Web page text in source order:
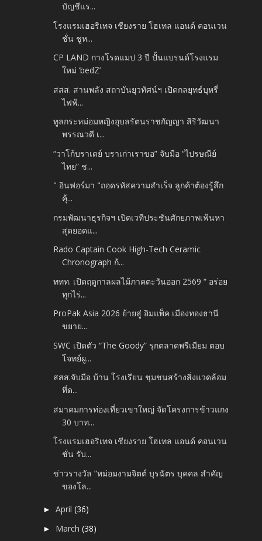
บัญชีแร...
โรงแรมเฮอริเทจ เชียงราย โฮเทล แอนด์ คอนเวน
ชั่น ชูห...
CP LAND กางโรดแมป 3 ปี ปั้นแบรนด์โรงแรม
ใหม่ ‘bedZ’
สสส. สานพลัง สถาบันยุวทัศน์ฯ เปิดกลยุทธ์บุหรี่
ไฟฟ้...
ทูลกระหม่อมหญิงอุบลรัตนราชกัญญา สิริวัฒนา
พรรณวดี เ...
“วาโก้บราเดย์ บราเก่าเราขอ” จับมือ “ไปรษณีย์
ไทย” ช...
" อินฟอร์มา "ถอดรหัสความสำเร็จ ลูกค้าต้องรู้สึก
คุ้...
กรมพัฒนาธุรกิจฯ เปิดเวทีประชันศักยภาพเฟ้นหา
สุดยอดแ...
Rado Captain Cook High-Tech Ceramic
Chronograph ก้...
ททท. เปิดฤดูกาลผลไม้ภาคตะวันออก 2569 “ อร่อย
ทุกไร่...
ProPak Asia 2026 ย้ายสู่ อิมแพ็ค เมืองทองธานี
ขยาย...
SWC เปิดตัว “The Goody” รุกตลาดพรีเมียม ตอบ
โจทย์ผู...
สสส.จับมือ บ้าน โรงเรียน ชุมชนสร้างสิ่งแวดล้อม
ที่ด...
สมาคมการท่องเที่ยวเขาใหญ่ จัดโครงการข้าวแกง
30 บาท...
โรงแรมเฮอริเทจ เชียงราย โฮเทล แอนด์ คอนเวน
ชั่น รับ...
ข่าวรางวัล “หม่อมงามจิตต์ บุรฉัตร บุคคล สำคัญ
ของโล...
►April(36)
► March(38)